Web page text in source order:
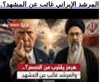
.. المرشد الإيراني غائب عن